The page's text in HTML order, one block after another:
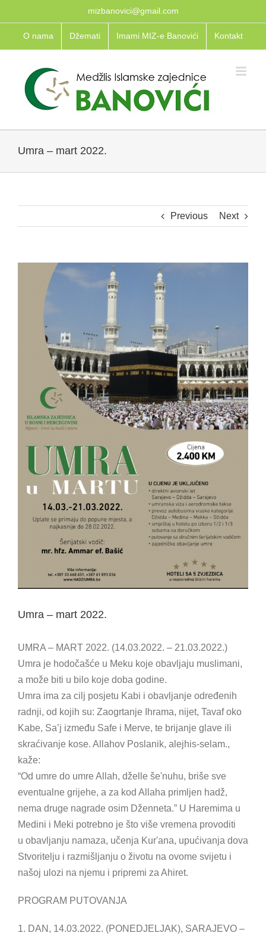
to
content
mizbanovici@gmail.com
O nama Džemati Imami MIZ-e Banovići Kontakt
Umra – mart 2022.
Previous Next
Umra – mart 2022.
UMRA – MART 2022. (14.03.2022. – 21.03.2022.)
Umra je hodočašće u Meku koje obavljaju muslimani,
a može biti u bilo koje doba godine.
Umra ima za cilj posjetu Kabi i obavljanje određenih
radnji, od kojih su: Zaogrtanje Ihrama, nijet, Tavaf oko
Kabe, Sa’j između Safe i Merve, te brijanje glave ili
skraćivanje kose. Allahov Poslanik, alejhis-selam.,
kaže:
“Od umre do umre Allah, dželle še'nuhu, briše sve
eventualne grijehe, a za kod Allaha primljen hadž,
nema druge nagrade osim Dženneta.” U Haremima u
Medini i Meki potrebno je što više vremena provoditi
u obavljanju namaza, učenja Kur'ana, upućivanja dova
Stvoritelju i razmišljanju o životu na ovome svijetu i
našoj ulozi na njemu i pripremi za Ahiret.
PROGRAM PUTOVANJA
1. DAN, 14.03.2022. (PONEDJELJAK), SARAJEVO –